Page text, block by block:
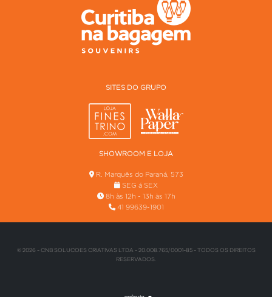
SITES DO GRUPO
SHOWROOM E LOJA
R. Marquês do Paraná, 573
SEG á SEX
8h às 12h - 13h às 17h
41 99639-1901
© 2026 - CNB SOLUCOES CRIATIVAS LTDA - 20.008.765/0001-85 - TODOS OS DIREITOS
RESERVADOS.